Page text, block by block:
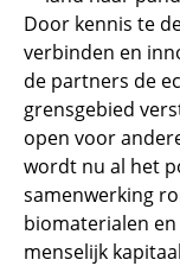
Door kennis te
verbinden en
de partners de
grensgebied
open voor
wordt nu al het
samenwerking
biomaterialen
menselijk